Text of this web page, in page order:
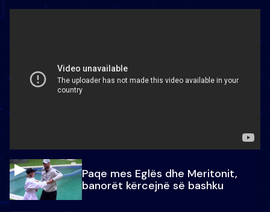
Paqe mes Eglës dhe Meritonit,
banorët kërcejnë së bashku